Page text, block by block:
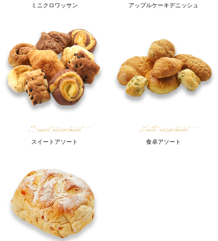
ミニクロワッサン アップルケーキデニッシュ
Sweet assortment
スイートアソート
Table assortment
食卓アソート